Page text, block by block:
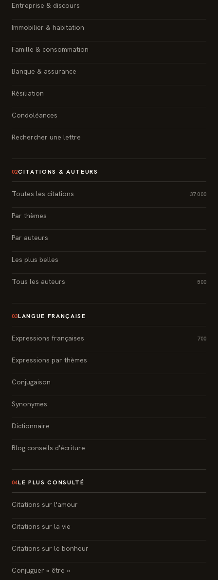
Entreprise & discours
Immobilier & habitation
Famille & consommation
Banque & assurance
Résiliation
Condoléances
Rechercher une lettre
02CITATIONS & AUTEURS
Toutes les citations 37 000
Par thèmes
Par auteurs
Les plus belles
Tous les auteurs 500
03LANGUE FRANÇAISE
Expressions françaises 700
Expressions par thèmes
Conjugaison
Synonymes
Dictionnaire
Blog conseils d'écriture
04LE PLUS CONSULTÉ
Citations sur l'amour
Citations sur la vie
Citations sur le bonheur
Conjuguer « être »